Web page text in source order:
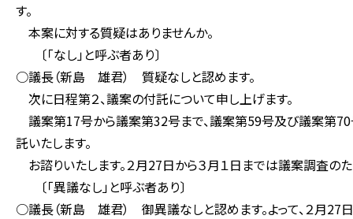
す。
本案に対する質疑はありませんか。
〔「なし」と呼ぶ者あり〕
○議長（新島 雄君） 質疑なしと認めます。
次に日程第２、議案の付託について申し上げます。
議案第17号から議案第32号まで、議案第59号及び議案第70
託いたします。
お諮りいたします。２月27日から３月１日までは議案調査の
〔「異議なし」と呼ぶ者あり〕
○議長（新島 雄君） 御異議なしと認めます。よって、２月27